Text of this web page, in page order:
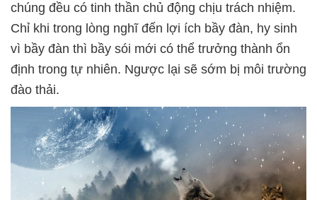
chúng đều có tinh thần chủ động chịu trách nhiệm.
Chỉ khi trong lòng nghĩ đến lợi ích bầy đàn, hy sinh
vì bầy đàn thì bầy sói mới có thể trưởng thành ổn
định trong tự nhiên. Ngược lại sẽ sớm bị môi trường
đào thải.